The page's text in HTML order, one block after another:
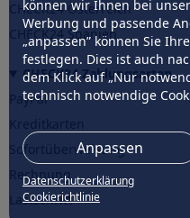
können wir Ihnen bei
Werbung und passende
„anpassen” können Sie
festlegen. Dies ist auch
dem Klick auf „Nur
technisch notwendige
Anpassen
Datenschutzerklärung
Cookierichtlinie
CHECK24 Österreich
CHECK24 Spanien
CHECK24 Zahlungsarten
PayPal
Sofortüberweisung
Rechnung
Lastschrift